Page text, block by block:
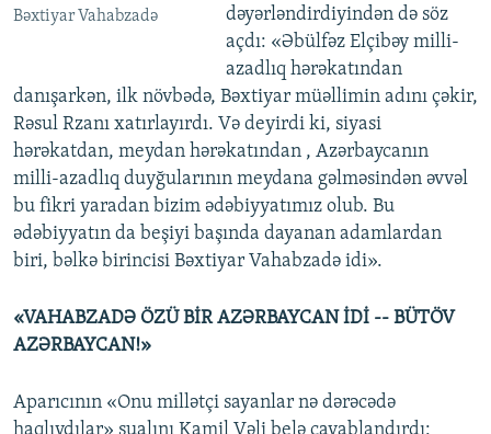
Bəxtiyar Vahabzadə
dəyərləndirdiyindən də söz
açdı: «Əbülfəz Elçibəy milli-
azadlıq hərəkatından
danışarkən, ilk növbədə, Bəxtiyar müəllimin adını çəkir,
Rəsul Rzanı xatırlayırdı. Və deyirdi ki, siyasi
hərəkatdan, meydan hərəkatından , Azərbaycanın
milli-azadlıq duyğularının meydana gəlməsindən əvvəl
bu fikri yaradan bizim ədəbiyyatımız olub. Bu
ədəbiyyatın da beşiyi başında dayanan adamlardan
biri, bəlkə birincisi Bəxtiyar Vahabzadə idi».
«VAHABZADƏ ÖZÜ BİR AZƏRBAYCAN İDİ -- BÜTÖV
AZƏRBAYCAN!»
Aparıcının «Onu millətçi sayanlar nə dərəcədə